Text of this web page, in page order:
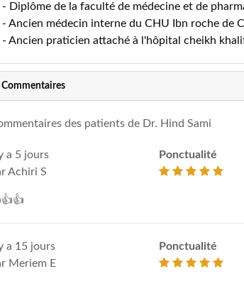
- Diplôme de la faculté de médecine et de
- Ancien médecin interne du CHU Ibn roche de
- Ancien praticien attaché à l'hôpital cheikh
Commentaires
des patients de Dr. Hind Sami
a 5 jours
Achiri S
Ponctualité
a 15 jours
Meriem E
Ponctualité